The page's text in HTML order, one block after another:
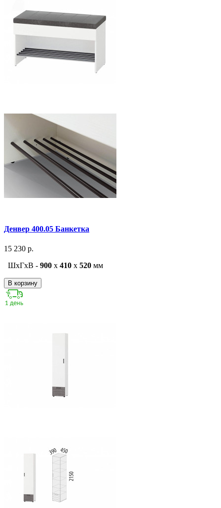
Денвер 400.05 Банкетка
15 230 р.
ШxГxВ - 900 x 410 x 520 мм
В корзину